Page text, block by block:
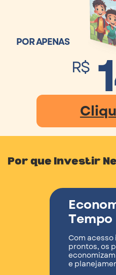
POR APENAS
R$
Por que Investir
Tempo
Com
prontos, os
e